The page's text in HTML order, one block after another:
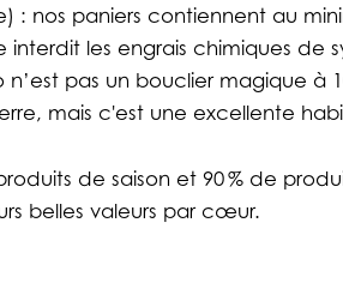
: nos paniers contiennent au
les engrais chimiques de
pas un bouclier magique à
mais c'est une excellente
de saison et 90 % de
belles valeurs par cœur.